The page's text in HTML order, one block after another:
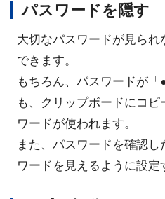
パスワードを隠す
大切なパスワードが見ら
できます。
もちろん、パスワードが
も、クリップボードにコ
ワードが使われます。
また、パスワードを確認
ワードを見えるように設定